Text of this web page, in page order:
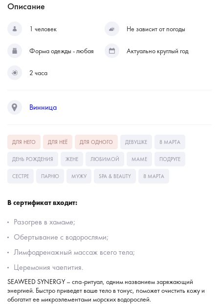
Описание
1 человек Не зависит от погоды
Форма одежды - любая Актуально круглый год
2 часа
Винница
ДЛЯ НЕГО ДЛЯ НЕЁ ДЛЯ ОДНОГО ДЕВУШКЕ 8 МАРТА
ДЕНЬ РОЖДЕНИЯ ЖЕНЕ ЛЮБИМОЙ МАМЕ ПОДРУГЕ
СЕСТРЕ ПАРНЮ МУЖУ SPA & BEAUTY 8 МАРТА
В сертификат входит:
Разогрев в хамаме;
Обертывание с водорослями;
Лимфодренажный массаж всего тела;
Церемония чаепития.
SEAWEED SYNERGY – спа-ритуал, одним названием заряжающий
энергией. Быстро приведет ваше тело в тонус, поможет очистить кожу и
обогатит ее микроэлементами морских водорослей.